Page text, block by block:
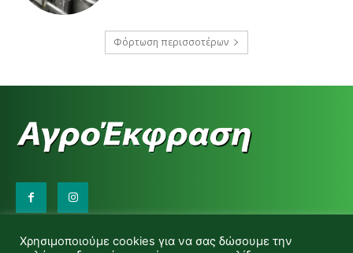
Φόρτωση περισσοτέρων
d.makas@yahoo.gr
Χρησιμοποιούμε cookies για να σας δώσουμε την